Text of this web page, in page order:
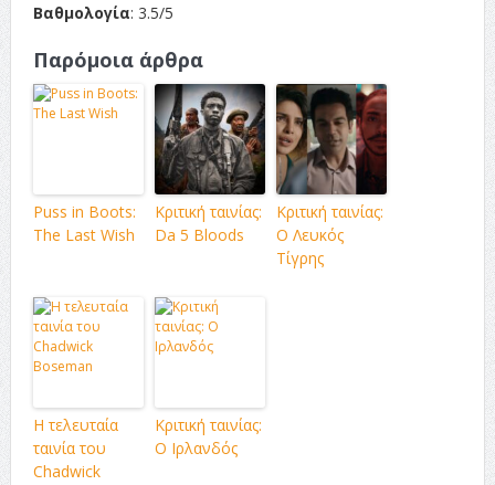
Βαθμολογία: 3.5/5
Παρόμοια άρθρα
Puss in Boots:
The Last Wish
Κριτική ταινίας:
Da 5 Bloods
Κριτική ταινίας:
Ο Λευκός
Τίγρης
Η τελευταία
ταινία του
Chadwick
Κριτική ταινίας:
Ο Ιρλανδός